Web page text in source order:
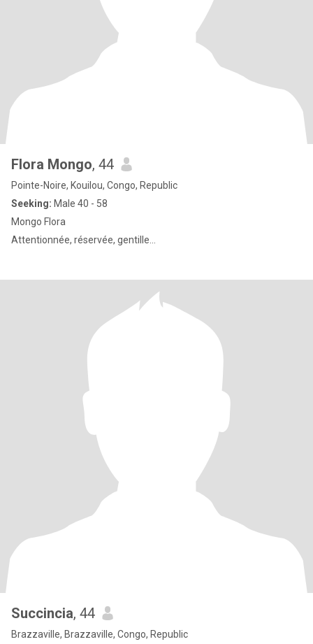
Flora Mongo, 44
Pointe-Noire, Kouilou, Congo, Republic
Seeking: Male 40 - 58
Mongo Flora
Attentionnée, réservée, gentille...
Succincia, 44
Brazzaville, Brazzaville, Congo, Republic